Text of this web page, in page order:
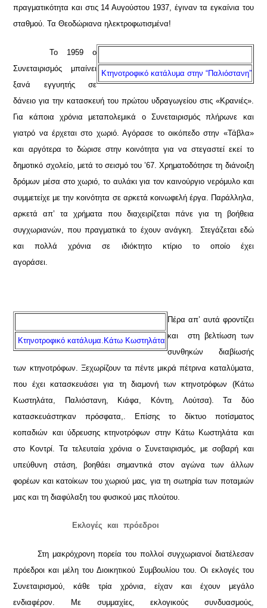
πραγματικότητα και στις 14 Αυγούστου 1937, έγιναν τα εγκαίνια του
σταθμού. Τα Θεοδώριανα ηλεκτροφωτισμένα!
Κτηνοτροφικό κατάλυμα στην “Παλιόστανη”
Το 1959 ο
Συνεταιρισμός μπαίνει
ξανά εγγυητής σε
δάνειο για την κατασκευή του πρώτου υδραγωγείου στις «Κρανιές».
Για κάποια χρόνια μεταπολεμικά ο Συνεταιρισμός πλήρωνε και
γιατρό να έρχεται στο χωριό. Αγόρασε το οικόπεδο στην «Τάβλα»
και αργότερα το δώρισε στην κοινότητα για να στεγαστεί εκεί το
δημοτικό σχολείο, μετά το σεισμό του ’67. Χρηματοδότησε τη διάνοιξη
δρόμων μέσα στο χωριό, το αυλάκι για τον καινούργιο νερόμυλο και
συμμετείχε με την κοινότητα σε αρκετά κοινωφελή έργα. Παράλληλα,
αρκετά απ’ τα χρήματα που διαχειρίζεται πάνε για τη βοήθεια
συγχωριανών, που πραγματικά το έχουν ανάγκη. Στεγάζεται εδώ
και πολλά χρόνια σε ιδιόκτητο κτίριο το οποίο έχει
αγοράσει.
Κτηνοτροφικό κατάλυμα.Κάτω Κωστηλάτα
Πέρα απ’ αυτά φροντίζει
και στη βελτίωση των
συνθηκών διαβίωσής
των κτηνοτρόφων. Ξεχωρίζουν τα πέντε μικρά πέτρινα καταλύματα,
που έχει κατασκευάσει για τη διαμονή των κτηνοτρόφων (Κάτω
Κωστηλάτα, Παλιόστανη, Κιάφα, Κόντη, Λούτσα). Τα δύο
κατασκευάστηκαν πρόσφατα,. Επίσης το δίκτυο ποτίσματος
κοπαδιών και ύδρευσης κτηνοτρόφων στην Κάτω Κωστηλάτα και
στο Κοντρί. Τα τελευταία χρόνια ο Συνεταιρισμός, με σοβαρή και
υπεύθυνη στάση, βοηθάει σημαντικά στον αγώνα των άλλων
φορέων και κατοίκων του χωριού μας, για τη σωτηρία των ποταμιών
μας και τη διαφύλαξη του φυσικού μας πλούτου.
Εκλογές και πρόεδροι
Στη μακρόχρονη πορεία του πολλοί συγχωριανοί διατέλεσαν
πρόεδροι και μέλη του Διοικητικού Συμβουλίου του. Οι εκλογές του
Συνεταιρισμού, κάθε τρία χρόνια, είχαν και έχουν μεγάλο
ενδιαφέρον. Με συμμαχίες, εκλογικούς συνδυασμούς,